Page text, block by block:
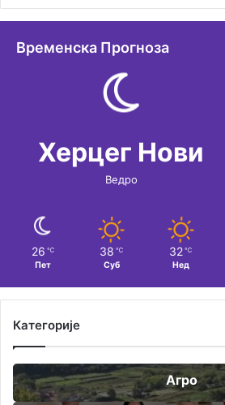
Временска Прогноза
Херцег Нови
Ведро
26 ℃
Пет
38 ℃
Суб
32 ℃
Нед
Категорије
Агро